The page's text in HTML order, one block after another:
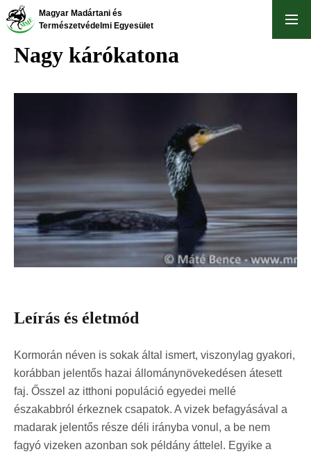
Ugrás
Magyar Madártani és
Természetvédelmi Egyesület
Nagy kárókatona
Leírás és életmód
Kormorán néven is sokak által ismert, viszonylag gyakori,
korábban jelentős hazai állománynövekedésen átesett
faj. Ősszel az itthoni populáció egyedei mellé
északabbról érkeznek csapatok. A vizek befagyásával a
madarak jelentős része déli irányba vonul, a be nem
fagyó vizeken azonban sok példány áttelel. Egyike a